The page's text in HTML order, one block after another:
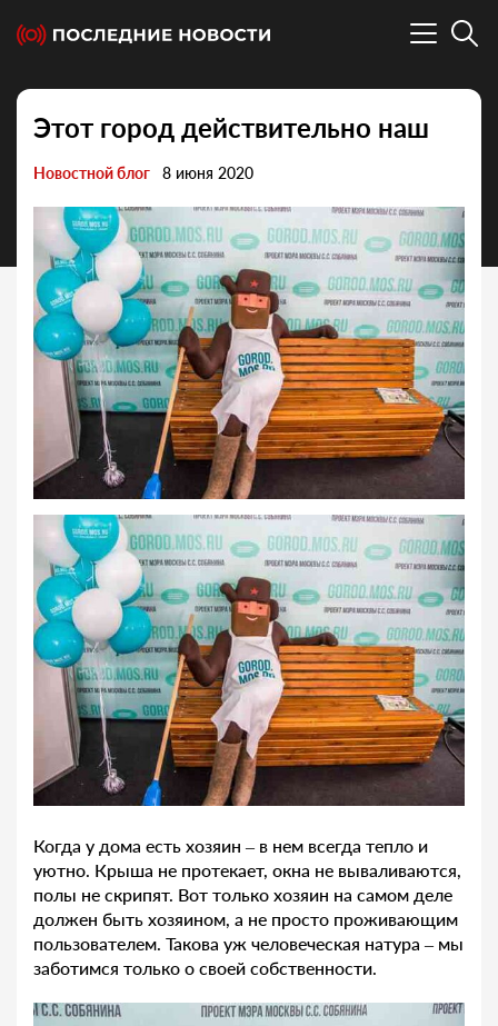
Этот город действительно наш
Новостной блог 8 июня 2020
Когда у дома есть хозяин – в нем всегда тепло и
уютно. Крыша не протекает, окна не вываливаются,
полы не скрипят. Вот только хозяин на самом деле
должен быть хозяином, а не просто проживающим
пользователем. Такова уж человеческая натура – мы
заботимся только о своей собственности.